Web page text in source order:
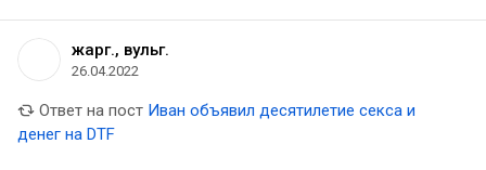
жарг., вульг.
26.04.2022
Ответ на пост Иван объявил десятилетие секса и
денег на DTF